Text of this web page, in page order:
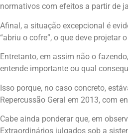
normativos com efeitos a partir de
Afinal, a situação excepcional é
“abriu o cofre”, o que deve
Entretanto, em assim não o
entende importante ou qual
Isso porque, no caso concreto,
Repercussão Geral em 2013, com
Cabe ainda ponderar que, em
Extraordinários julgados sob a